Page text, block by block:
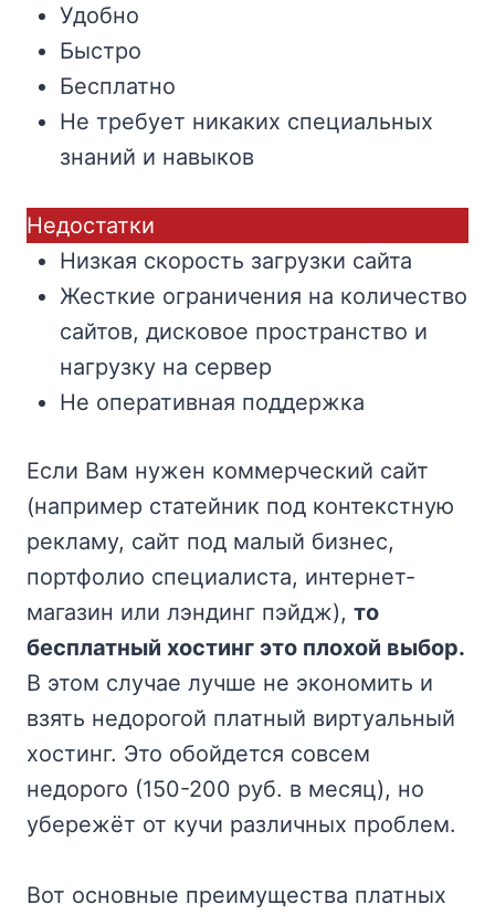
Удобно
Быстро
Бесплатно
Не требует никаких специальных
знаний и навыков
Недостатки
Низкая скорость загрузки сайта
Жесткие ограничения на количество
сайтов, дисковое пространство и
нагрузку на сервер
Не оперативная поддержка
Если Вам нужен коммерческий сайт
(например статейник под контекстную
рекламу, сайт под малый бизнес,
портфолио специалиста, интернет-
магазин или лэндинг пэйдж), то
бесплатный хостинг это плохой выбор.
В этом случае лучше не экономить и
взять недорогой платный виртуальный
хостинг. Это обойдется совсем
недорого (150-200 руб. в месяц), но
убережёт от кучи различных проблем.
Вот основные преимущества платных